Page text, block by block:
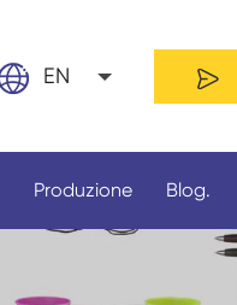
EN
Produzione Blog.